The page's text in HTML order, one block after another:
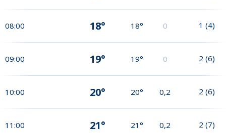
08:00 18° 18° 0 1 (4)
09:00 19° 19° 0 2 (6)
10:00 20° 20° 0,2 2 (6)
11:00 21° 21° 0,2 2 (7)